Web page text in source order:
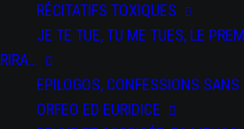
RÉCITATIFS TOXIQUES
JE TE TUE, TU ME TUES, LE
RIRA…
EPILOGOS, CONFESSIONS SANS
ORFEO ED EURIDICE